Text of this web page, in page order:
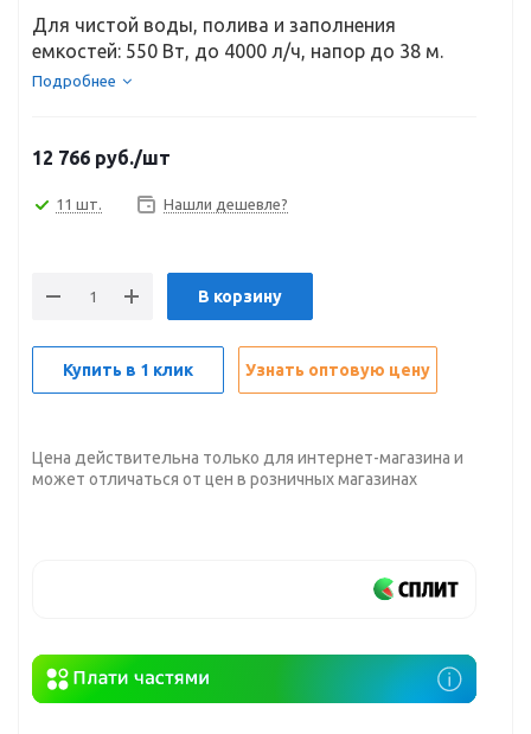
Для чистой воды, полива и заполнения
емкостей: 550 Вт, до 4000 л/ч, напор до 38 м.
Подробнее
12 766 руб./шт
11 шт. Нашли дешевле?
В корзину
Купить в 1 клик Узнать оптовую цену
Цена действительна только для интернет-магазина и
может отличаться от цен в розничных магазинах